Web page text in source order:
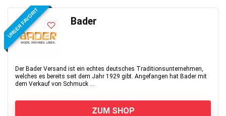
UNSER FAVORIT Bader
Der Bader Versand ist ein echtes deutsches Traditionsunternehmen,
welches es bereits seit dem Jahr 1929 gibt. Angefangen hat Bader mit
dem Verkauf von Schmuck ...
ZUM SHOP